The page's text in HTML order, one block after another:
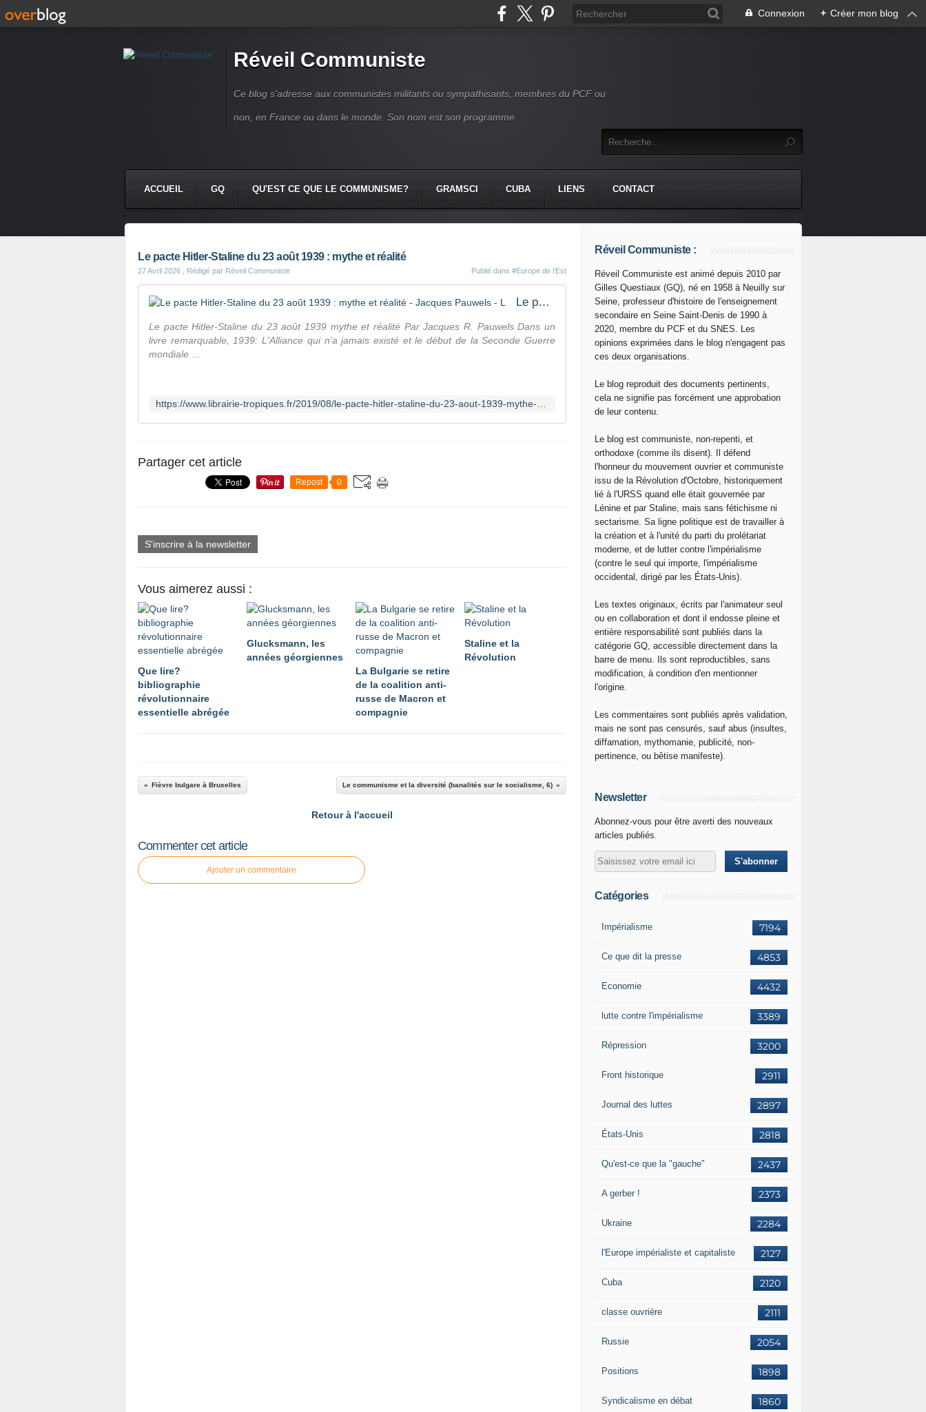
Connexion + Créer mon blog
Réveil Communiste
Ce blog s'adresse aux communistes militants ou sympathisants, membres du PCF ou
non, en France ou dans le monde. Son nom est son programme.
ACCUEIL GQ QU'EST CE QUE LE COMMUNISME? GRAMSCI CUBA LIENS CONTACT
Le pacte Hitler-Staline du 23 août 1939 : mythe et réalité
27 Avril 2026 , Rédigé par Réveil Communiste Publié dans #Europe de l'Est
Le pacte Hitler-Staline du 23 août 1939 : mythe et réalité - Jacques Pauwels - L
Le pacte Hitler-Staline du 23 août 1939 mythe et réalité Par Jacques R. Pauwels Dans un
livre remarquable, 1939: L'Alliance qui n'a jamais existé et le début de la Seconde Guerre
mondiale ...
Partager cet article
Repost 0
S'inscrire à la newsletter
Vous aimerez aussi :
Que lire?
bibliographie
révolutionnaire
essentielle abrégée
Glucksmann, les
années géorgiennes
La Bulgarie se retire
de la coalition anti-
russe de Macron et
compagnie
Staline et la
Révolution
Fièvre bulgare à Bruxelles Le communisme et la diversité (banalités sur le socialisme, 6)
Retour à l'accueil
Commenter cet article
Ajouter un commentaire
Réveil Communiste :
Réveil Communiste est animé depuis 2010 par
Gilles Questiaux (GQ), né en 1958 à Neuilly sur
Seine, professeur d'histoire de l'enseignement
secondaire en Seine Saint-Denis de 1990 à
2020, membre du PCF et du SNES. Les
opinions exprimées dans le blog n'engagent pas
ces deux organisations.
Le blog reproduit des documents pertinents,
cela ne signifie pas forcément une approbation
de leur contenu.
Le blog est communiste, non-repenti, et
orthodoxe (comme ils disent). Il défend
l'honneur du mouvement ouvrier et communiste
issu de la Révolution d'Octobre, historiquement
lié à l'URSS quand elle était gouvernée par
Lénine et par Staline, mais sans fétichisme ni
sectarisme. Sa ligne politique est de travailler à
la création et à l'unité du parti du prolétariat
moderne, et de lutter contre l'impérialisme
(contre le seul qui importe, l'impérialisme
occidental, dirigé par les États-Unis).
Les textes originaux, écrits par l'animateur seul
ou en collaboration et dont il endosse pleine et
entière responsabilité sont publiés dans la
catégorie GQ, accessible directement dans la
barre de menu. Ils sont reproductibles, sans
modification, à condition d'en mentionner
l'origine.
Les commentaires sont publiés après validation,
mais ne sont pas censurés, sauf abus (insultes,
diffamation, mythomanie, publicité, non-
pertinence, ou bêtise manifeste).
Newsletter
Abonnez-vous pour être averti des nouveaux
articles publiés.
Catégories
7194
Impérialisme
4853
Ce que dit la presse
4432
Economie
3389
lutte contre l'impérialisme
3200
Répression
2911
Front historique
2897
Journal des luttes
2818
États-Unis
2437
Qu'est-ce que la "gauche"
2373
A gerber !
2284
Ukraine
2127
l'Europe impérialiste et capitaliste
2120
Cuba
2111
classe ouvrière
2054
Russie
1898
Positions
1860
Syndicalisme en débat